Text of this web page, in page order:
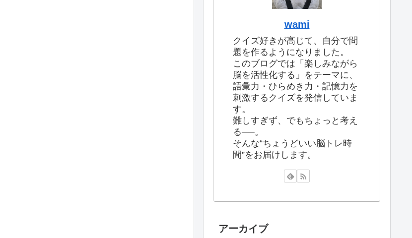
wami
クイズ好きが高じて、自分で問
題を作るようになりました。
このブログでは「楽しみながら
脳を活性化する」をテーマに、
語彙力・ひらめき力・記憶力を
刺激するクイズを発信していま
す。
難しすぎず、でもちょっと考え
る──。
そんな“ちょうどいい脳トレ時
間”をお届けします。
アーカイブ